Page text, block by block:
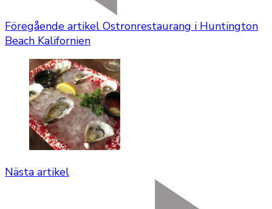
Föregående artikel Ostronrestaurang i Huntington
Beach Kalifornien
Nästa artikel